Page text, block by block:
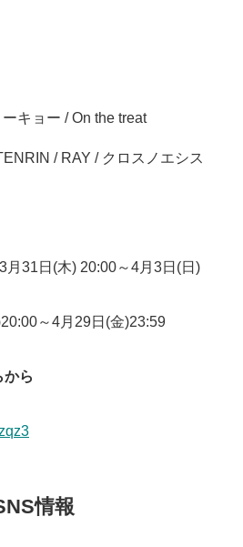
ーキョー / On the treat
/ RAY / クロスノエシス
3 月 31 日 (木) 20:00～4 月 3日 (日 )
～4 月 29日 (金)23:59
ら
情報